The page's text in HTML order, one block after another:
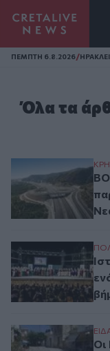
Homepage
ΠΕΜΠΤΗ 6.8.2026/
Όλα τα
Οι
Οι